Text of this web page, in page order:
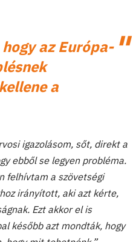
az Európa-
a
igazolásom, sőt, direkt a
ebből se legyen probléma.
felhívtam a szövetségi
irányított, aki azt kérte,
Ezt akkor el is
később azt mondták, hogy